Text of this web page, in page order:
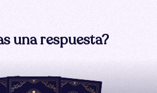
una respuesta?